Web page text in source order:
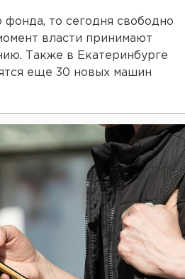
фонда, то сегодня свободно
власти принимают
Также в Екатеринбурге
еще 30 новых машин